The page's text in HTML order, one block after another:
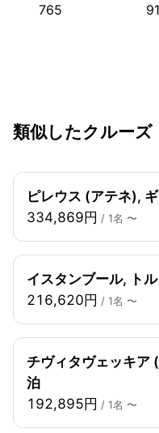
765
類似したクルーズ
ピレウス (アテネ),
334,869円 / 1名 〜
イスタンブール, ト
216,620円 / 1名 〜
チヴィタヴェッキア
泊
192,895円 / 1名 〜